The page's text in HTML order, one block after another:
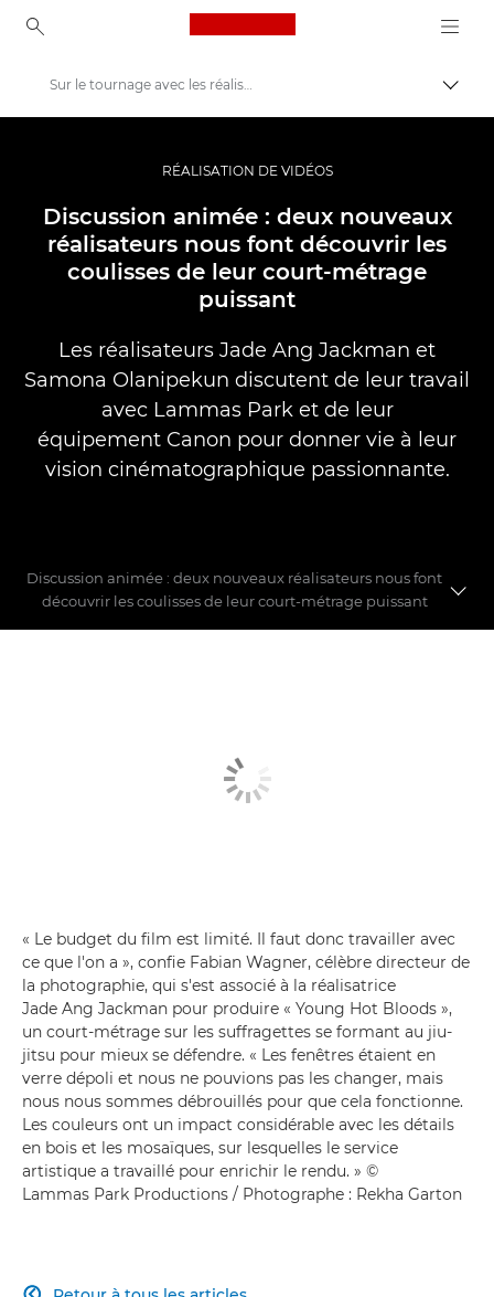
Canon Logo, back to
Vidéo et photographie professionnelles
Histoires
Sur le tournage avec les réalisateurs de Lammas Park
RÉALISATION DE VIDÉOS
Discussion animée : deux nouveaux
réalisateurs nous font découvrir les
coulisses de leur court-métrage
puissant
Les réalisateurs Jade Ang Jackman et
Samona Olanipekun discutent de leur travail
avec Lammas Park et de leur
équipement Canon pour donner vie à leur
vision cinématographique passionnante.
Discussion animée : deux nouveaux réalisateurs nous font
découvrir les coulisses de leur court-métrage puissant
« Le budget du film est limité. Il faut donc travailler avec
ce que l'on a », confie Fabian Wagner, célèbre directeur de
la photographie, qui s'est associé à la réalisatrice
Jade Ang Jackman pour produire « Young Hot Bloods »,
un court-métrage sur les suffragettes se formant au jiu-
jitsu pour mieux se défendre. « Les fenêtres étaient en
verre dépoli et nous ne pouvions pas les changer, mais
nous nous sommes débrouillés pour que cela fonctionne.
Les couleurs ont un impact considérable avec les détails
en bois et les mosaïques, sur lesquelles le service
artistique a travaillé pour enrichir le rendu. » ©
Lammas Park Productions / Photographe : Rekha Garton